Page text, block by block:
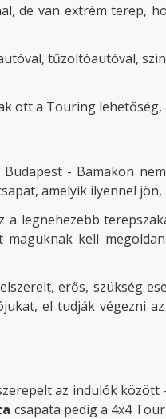
de van extrém terep,
tűzoltóautóval,
ott a Touring
- Bamakon
amelyik ilyennel
legnehezebb
kell
erős, szükség
el tudják végezni
az indulók között
csapata pedig a 4x4